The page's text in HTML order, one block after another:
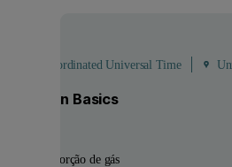
- 21:00 Coordinated Universal Time
Basics
Adsorção de gás